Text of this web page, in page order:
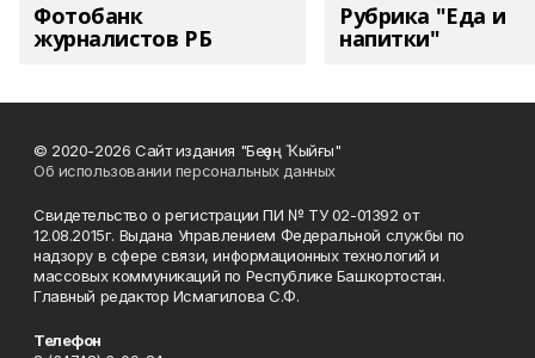
Фотобанк
журналистов РБ
Рубрика "Еда и
напитки"
© 2020-2026 Сайт издания "Беҙҙең Ҡыйғы"
Об использовании персональных данных
Свидетельство о регистрации ПИ № ТУ 02-01392 от
12.08.2015г. Выдана Управлением Федеральной службы по
надзору в сфере связи, информационных технологий и
массовых коммуникаций по Республике Башкортостан.
Главный редактор Исмагилова С.Ф.
Телефон